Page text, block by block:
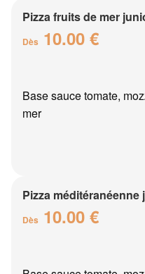
Pizza fruits de mer
Dès 10.00 €
Base sauce tomate,
mer
Pizza méditéranéenne
Dès 10.00 €